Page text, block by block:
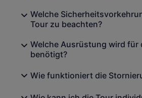
Welche
Tour zu beachten?
Welche Ausrüstung wird für
benötigt?
Wie funktioniert die